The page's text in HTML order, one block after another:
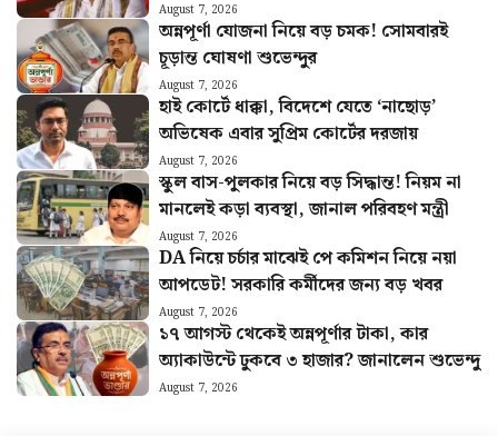
August 7, 2026
অন্নপূর্ণা যোজনা নিয়ে বড় চমক! সোমবারই
চূড়ান্ত ঘোষণা শুভেন্দুর
August 7, 2026
হাই কোর্টে ধাক্কা, বিদেশে যেতে ‘নাছোড়’
অভিষেক এবার সুপ্রিম কোর্টের দরজায়
August 7, 2026
স্কুল বাস-পুলকার নিয়ে বড় সিদ্ধান্ত! নিয়ম না
মানলেই কড়া ব্যবস্থা, জানাল পরিবহণ মন্ত্রী
August 7, 2026
DA নিয়ে চর্চার মাঝেই পে কমিশন নিয়ে নয়া
আপডেট! সরকারি কর্মীদের জন্য বড় খবর
August 7, 2026
১৭ আগস্ট থেকেই অন্নপূর্ণার টাকা, কার
অ্যাকাউন্টে ঢুকবে ৩ হাজার? জানালেন শুভেন্দু
August 7, 2026